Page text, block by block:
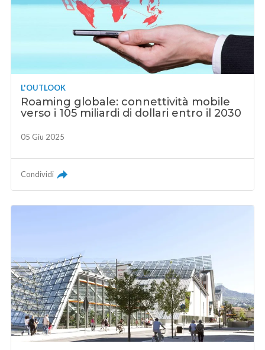
L'OUTLOOK
Roaming globale: connettività mobile
verso i 105 miliardi di dollari entro il 2030
05 Giu 2025
Condividi